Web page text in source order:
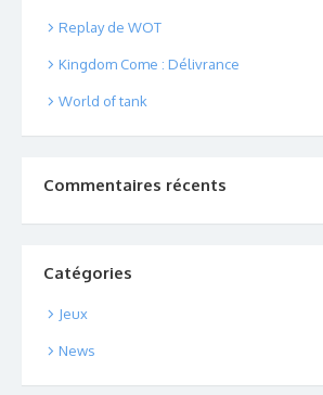
Replay de WOT
Kingdom Come : Délivrance
World of tank
Commentaires récents
Catégories
Jeux
News